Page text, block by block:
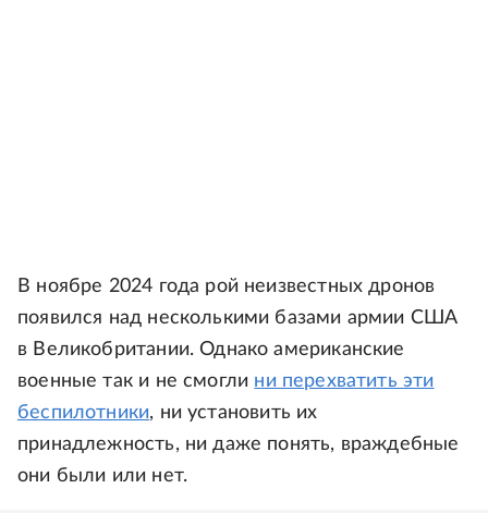
В ноябре 2024 года рой неизвестных дронов
появился над несколькими базами армии США
в Великобритании. Однако американские
военные так и не смогли ни перехватить эти
беспилотники, ни установить их
принадлежность, ни даже понять, враждебные
они были или нет.